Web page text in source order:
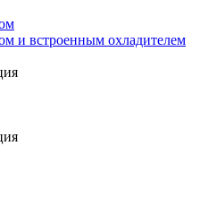
и встроенным охладителем